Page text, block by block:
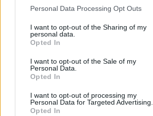
Personal Data Processing Opt Outs
I want to opt-out of the Sharing of my
personal data.
Opted In
I want to opt-out of the Sale of my
Personal Data.
Opted In
I want to opt-out of processing my
Personal Data for Targeted Advertising.
Opted In
C E R
A
E
A R
R C
BUSCAR MÁS